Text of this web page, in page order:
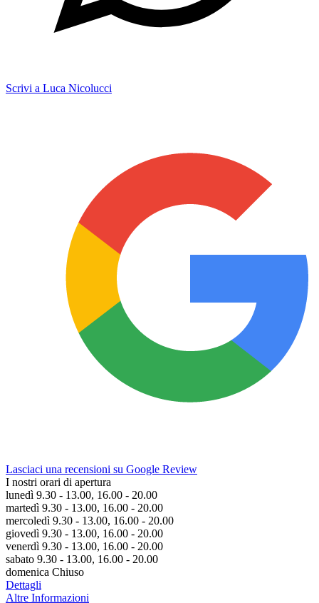
Scrivi a Luca Nicolucci
Lasciaci una recensioni su Google Review
I nostri orari di apertura
lunedì 9.30 - 13.00, 16.00 - 20.00
martedì 9.30 - 13.00, 16.00 - 20.00
mercoledì 9.30 - 13.00, 16.00 - 20.00
giovedì 9.30 - 13.00, 16.00 - 20.00
venerdì 9.30 - 13.00, 16.00 - 20.00
sabato 9.30 - 13.00, 16.00 - 20.00
domenica Chiuso
Dettagli
Altre Informazioni